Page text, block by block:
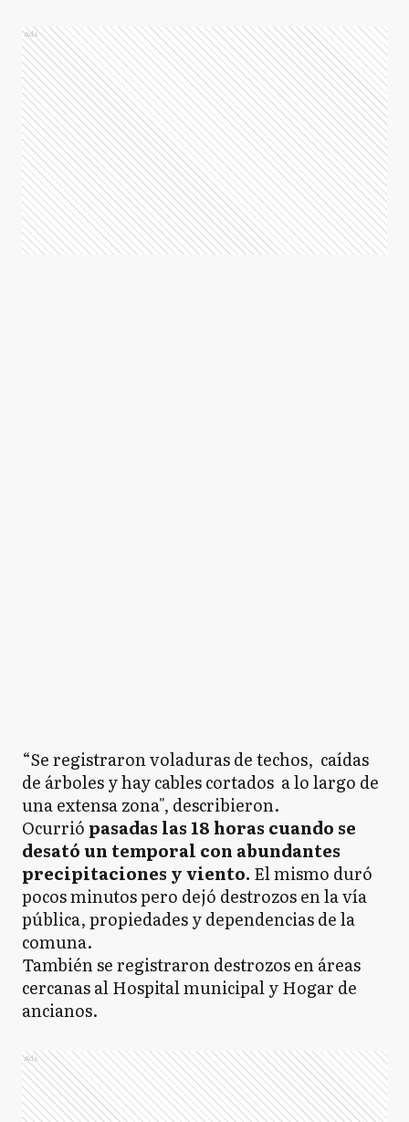
Ads
“Se registraron voladuras de techos, caídas
de árboles y hay cables cortados a lo largo de
una extensa zona", describieron.
Ocurrió pasadas las 18 horas cuando se
desató un temporal con abundantes
precipitaciones y viento. El mismo duró
pocos minutos pero dejó destrozos en la vía
pública, propiedades y dependencias de la
comuna.
También se registraron destrozos en áreas
cercanas al Hospital municipal y Hogar de
ancianos.
Ads